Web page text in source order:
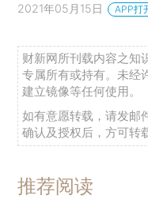
2021年05月15日 APP打
财新网所刊载内容之知
专属所有或持有。未经
建立镜像等任何使用。
如有意愿转载，请发邮
确认及授权后，方可转
推荐阅读